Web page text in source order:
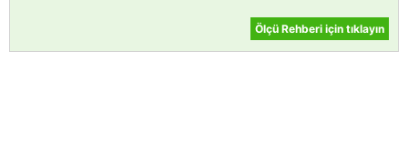
Ölçü Rehberi için tıklayın